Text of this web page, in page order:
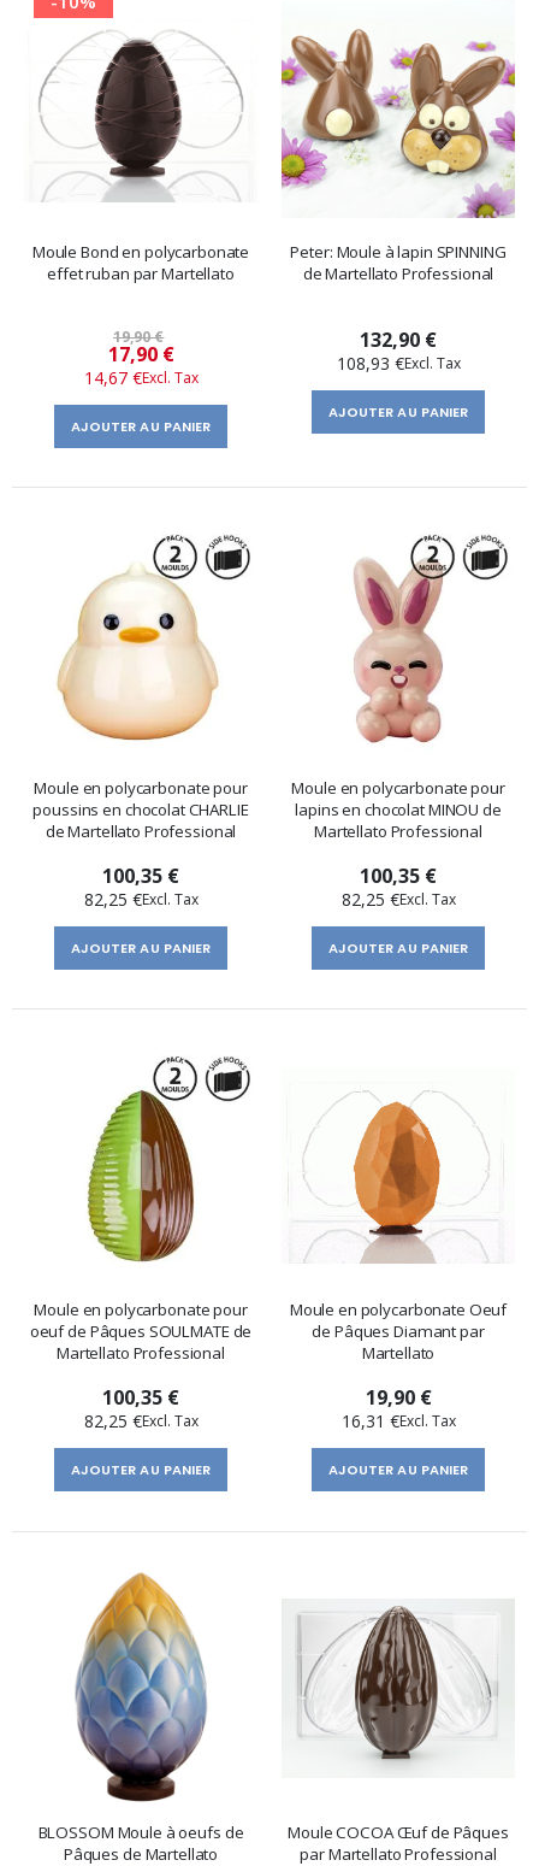
Moule Bond en polycarbonate
effet ruban par Martellato
19,90 €
Prix
​​
spécial
17,90 €
14,67 €
AJOUTER AU PANIER
Peter: Moule à lapin SPINNING
de Martellato Professional
132,90 €
108,93 €
AJOUTER AU PANIER
Moule en polycarbonate pour
poussins en chocolat CHARLIE
de Martellato Professional
100,35 €
82,25 €
AJOUTER AU PANIER
Moule en polycarbonate pour
lapins en chocolat MINOU de
Martellato Professional
100,35 €
82,25 €
AJOUTER AU PANIER
Moule en polycarbonate pour
oeuf de Pâques SOULMATE de
Martellato Professional
100,35 €
82,25 €
AJOUTER AU PANIER
Moule en polycarbonate Oeuf
de Pâques Diamant par
Martellato
19,90 €
16,31 €
AJOUTER AU PANIER
BLOSSOM Moule à oeufs de
Pâques de Martellato
Moule COCOA Œuf de Pâques
par Martellato Professional